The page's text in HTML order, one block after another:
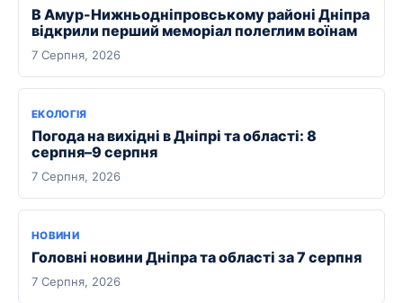
В Амур-Нижньодніпровському районі Дніпра
відкрили перший меморіал полеглим воїнам
7 Серпня, 2026
ЕКОЛОГІЯ
Погода на вихідні в Дніпрі та області: 8
серпня–9 серпня
7 Серпня, 2026
НОВИНИ
Головні новини Дніпра та області за 7 серпня
7 Серпня, 2026